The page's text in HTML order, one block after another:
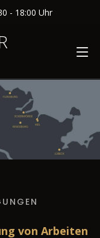
- 18:00 Uhr
von Arbeiten